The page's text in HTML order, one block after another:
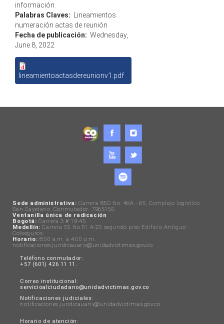
información.
Palabras Claves:
Lineamientos
numeración actas de reunión
Fecha de publicación: Wednesday,
June 8, 2022
lineamientoactasdereunionv1.pdf
Sede administrativa: Carrera 85D No. 46A - 65, Complejo logístico
San Cayetano. Conmutador: 7965150.
Ventanilla única de radicación
Bogotá: Carrera 3 # 19-45.
Medellín: Carrera 52 No.51 A-23 segundo piso Edificio Antiguo
Colseguros.
Horario: 8:00 a.m. a 4:00 p.m.
notificaciones.juridicauariv@unidadvictimas.gov.co
Teléfono conmutador:
+57 (601) 426 11 11.
Correo institucional:
servicioalciudadano@unidadvictimas.gov.co
Notificaciones judiciales:
notificaciones.juridicauariv@unidadvictimas.gov.co
Horario de atención: